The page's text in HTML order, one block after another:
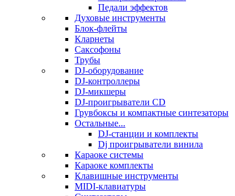
Педали эффектов
Духовые инструменты
Блок-флейты
Кларнеты
Саксофоны
Трубы
DJ-оборудование
DJ-контроллеры
DJ-микшеры
DJ-проигрыватели CD
Грувбоксы и компактные синтезаторы
Остальные...
DJ-станции и комплекты
Dj проигрыватели винила
Караоке системы
Караоке комплекты
Клавишные инструменты
MIDI-клавиатуры